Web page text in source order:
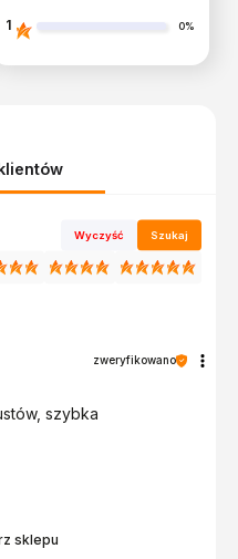
1 0%
Wyczyść Szukaj
sklepu
zweryfikowano
szybka